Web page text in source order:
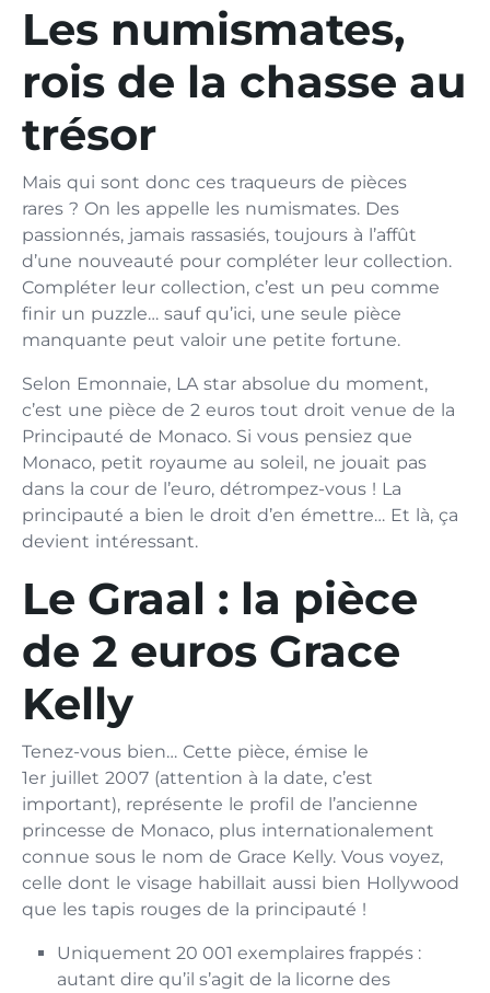
Les numismates,
rois de la chasse au
trésor
Mais qui sont donc ces traqueurs de pièces
rares ? On les appelle les numismates. Des
passionnés, jamais rassasiés, toujours à l’affût
d’une nouveauté pour compléter leur collection.
Compléter leur collection, c’est un peu comme
finir un puzzle… sauf qu’ici, une seule pièce
manquante peut valoir une petite fortune.
Selon Emonnaie, LA star absolue du moment,
c’est une pièce de 2 euros tout droit venue de la
Principauté de Monaco. Si vous pensiez que
Monaco, petit royaume au soleil, ne jouait pas
dans la cour de l’euro, détrompez-vous ! La
principauté a bien le droit d’en émettre… Et là, ça
devient intéressant.
Le Graal : la pièce
de 2 euros Grace
Kelly
Tenez-vous bien… Cette pièce, émise le
1er juillet 2007 (attention à la date, c’est
important), représente le profil de l’ancienne
princesse de Monaco, plus internationalement
connue sous le nom de Grace Kelly. Vous voyez,
celle dont le visage habillait aussi bien Hollywood
que les tapis rouges de la principauté !
Uniquement 20 001 exemplaires frappés :
autant dire qu’il s’agit de la licorne des